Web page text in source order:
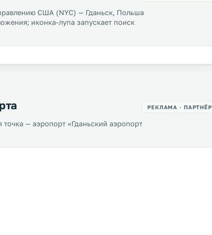
США (NYC) — Гданьск, Польша
иконка-лупа запускает поиск
РЕКЛАМА · ПАРТНЁР
— аэропорт «Гданьский аэропорт